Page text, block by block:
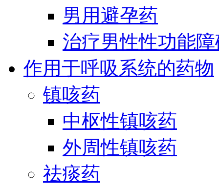
男用避孕药
治疗男性性功能
作用于呼吸系统的药物
镇咳药
中枢性镇咳药
外周性镇咳药
祛痰药